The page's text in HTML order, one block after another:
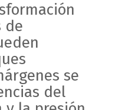
de
se
del